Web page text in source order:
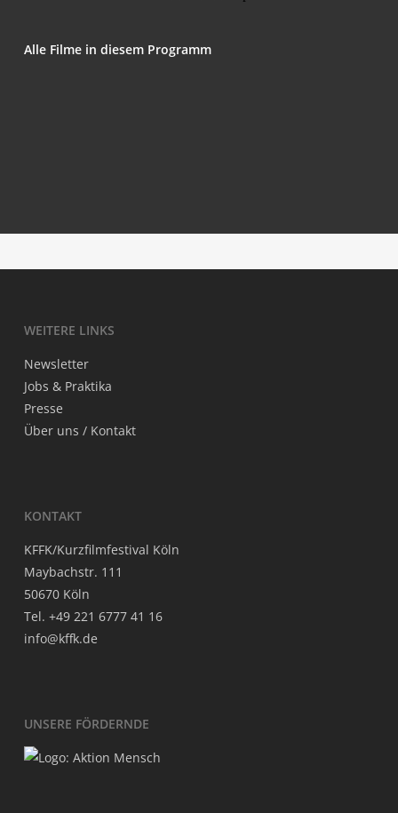
Alle Fil­me in die­sem Programm
WEI­TE­RE LINKS
News­let­ter
Jobs & Praktika
Pres­se
Über uns / Kontakt
KON­TAKT
KFFK/Kurzfilmfestival Köln
May­bach­str. 111
50670 Köln
Tel. +49 221 6777 41 16
info@kffk.de
UNSE­RE FÖRDERNDE